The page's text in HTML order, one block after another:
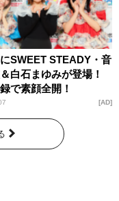
SWEET STEADY・音
白石まゆみが登場！
で素顔全開！
AD